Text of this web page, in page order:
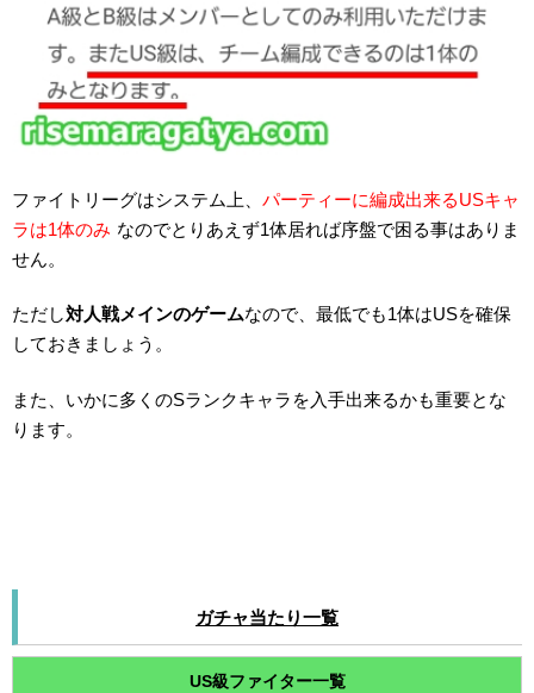
ファイトリーグはシステム上、 パーティーに編成出来るUSキャ
ラは1体のみ なのでとりあえず1体居れば序盤で困る事はありま
せん。
ただし対人戦メインのゲームなので、最低でも1体はUSを確保
しておきましょう。
また、いかに多くのSランクキャラを入手出来るかも重要とな
ります。
ガチャ当たり一覧
US級ファイター一覧